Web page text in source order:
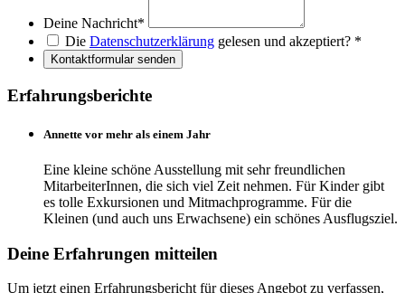
Deine Nachricht*
Die Datenschutzerklärung gelesen und akzeptiert? *
Kontaktformular senden
Erfahrungsberichte
Annette vor mehr als einem Jahr
Eine kleine schöne Ausstellung mit sehr freundlichen
MitarbeiterInnen, die sich viel Zeit nehmen. Für Kinder gibt
es tolle Exkursionen und Mitmachprogramme. Für die
Kleinen (und auch uns Erwachsene) ein schönes Ausflugsziel.
Deine Erfahrungen mitteilen
Um jetzt einen Erfahrungsbericht für dieses Angebot zu verfassen,